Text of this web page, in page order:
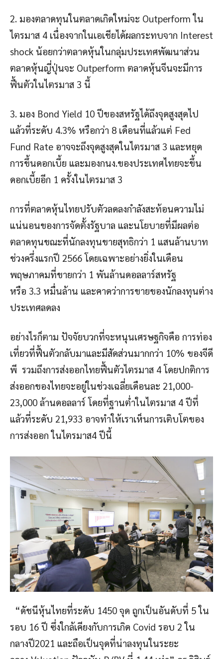
2. มองตลาดทุนในตลาดเกิดใหม่จะ Outperform ใน
ไตรมาส 4 เนื่องจากในเอเชียได้ผลกระทบจาก Interest
shock น้อยกว่าตลาดหุ้นในกลุ่มประเทศพัฒนาส่วน
ตลาดหุ้นญี่ปุ่นจะ Outperform ตลาดหุ้นจีนจะมีการ
ฟื้นตัวในไตรมาส 3 นี้
3. มอง Bond Yield 10 ปีของสหรัฐได้ถึงจุดสูงสุดไป
แล้วที่ระดับ 4.3% หรือกว่า 8 เดือนที่แล้วแต่ Fed
Fund Rate อาจจะถึงจุดสูงสุดในไตรมาส 3 และหยุด
การขึ้นดอกเบี้ย และมองกนง.ของประเทศไทยจะขึ้น
ดอกเบี้ยอีก 1 ครั้งในไตรมาส 3
การที่ตลาดหุ้นไทยปรับตัวลดลงกำลังสะท้อนความไม่
แน่นอนของการจัดตั้งรัฐบาล และนโยบายที่มีผลต่อ
ตลาดทุนขณะที่นักลงทุนขายสุทธิกว่า 1 แสนล้านบาท
ช่วงครึ่งแรกปี 2566 โดยเฉพาะอย่างยิ่งในเดือน
พฤษภาคมที่ขายกว่า 1 พันล้านดอลลาร์สหรัฐ
หรือ 3.3 หมื่นล้าน และคาดว่าการขายของนักลงทุนต่าง
ประเทศลดลง
อย่างไรก็ตาม ปัจจัยบวกที่จะหนุนเศรษฐกิจคือ การท่อง
เที่ยวที่ฟื้นตัวกลับมาและมีสัดส่วนมากกว่า 10% ของจีดี
พี รวมถึงการส่งออกไทยฟื้นตัวไตรมาส 4 โดยปกติการ
ส่งออกของไทยจะอยู่ในช่วงเฉลี่ยเดือนละ 21,000-
23,000 ล้านดอลลาร์ โดยที่ฐานต่ำในไตรมาส 4 ปีที่
แล้วที่ระดับ 21,933 อาจทำให้เราเห็นการเติบโตของ
การส่งออก ในไตรมาส4 ปีนี้
“ดัชนีหุ้นไทยที่ระดับ 1450 จุด ถูกเป็นอันดับที่ 5 ใน
รอบ 16 ปี ซึ่งใกล้เคียงกับการเกิด Covid รอบ 2 ใน
กลางปี2021 และถือเป็นจุดที่น่าลงทุนในระยะ